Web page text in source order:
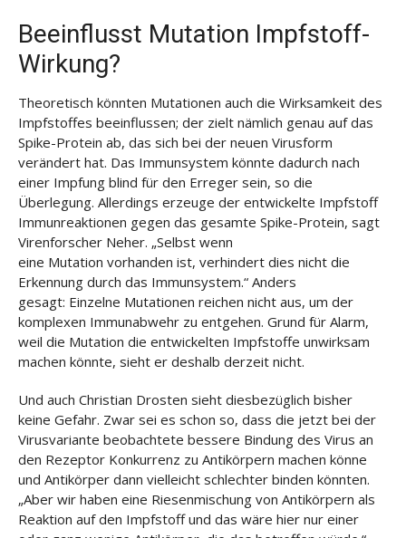
Beeinflusst Mutation Impfstoff-
Wirkung?
Theoretisch könnten Mutationen auch die Wirksamkeit des
Impfstoffes beeinflussen; der zielt nämlich genau auf das
Spike-Protein ab, das sich bei der neuen Virusform
verändert hat. Das Immunsystem könnte dadurch nach
einer Impfung blind für den Erreger sein, so die
Überlegung. Allerdings erzeuge der entwickelte Impfstoff
Immunreaktionen gegen das gesamte Spike-Protein, sagt
Virenforscher Neher. „Selbst wenn
eine Mutation vorhanden ist, verhindert dies nicht die
Erkennung durch das Immunsystem.“ Anders
gesagt: Einzelne Mutationen reichen nicht aus, um der
komplexen Immunabwehr zu entgehen. Grund für Alarm,
weil die Mutation die entwickelten Impfstoffe unwirksam
machen könnte, sieht er deshalb derzeit nicht.
Und auch Christian Drosten sieht diesbezüglich bisher
keine Gefahr. Zwar sei es schon so, dass die jetzt bei der
Virusvariante beobachtete bessere Bindung des Virus an
den Rezeptor Konkurrenz zu Antikörpern machen könne
und Antikörper dann vielleicht schlechter binden könnten.
„Aber wir haben eine Riesenmischung von Antikörpern als
Reaktion auf den Impfstoff und das wäre hier nur einer